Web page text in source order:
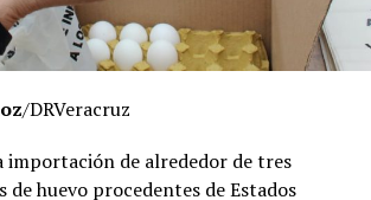
proceso, por lo que hasta el
una determinación definitiva sobre
individuales.
grupo de profesores ha manifestado
con el proceso de revisión, al
/DRVeracruz
importación de alrededor de tres
de huevo procedentes de Estados